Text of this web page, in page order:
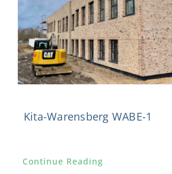
Kita-Warensberg WABE-1
Continue Reading